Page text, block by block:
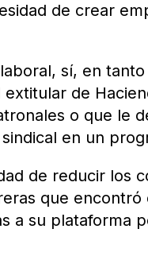
de crear
sí, en
extitular de
o que le
en un
de reducir los
que
a su plataforma